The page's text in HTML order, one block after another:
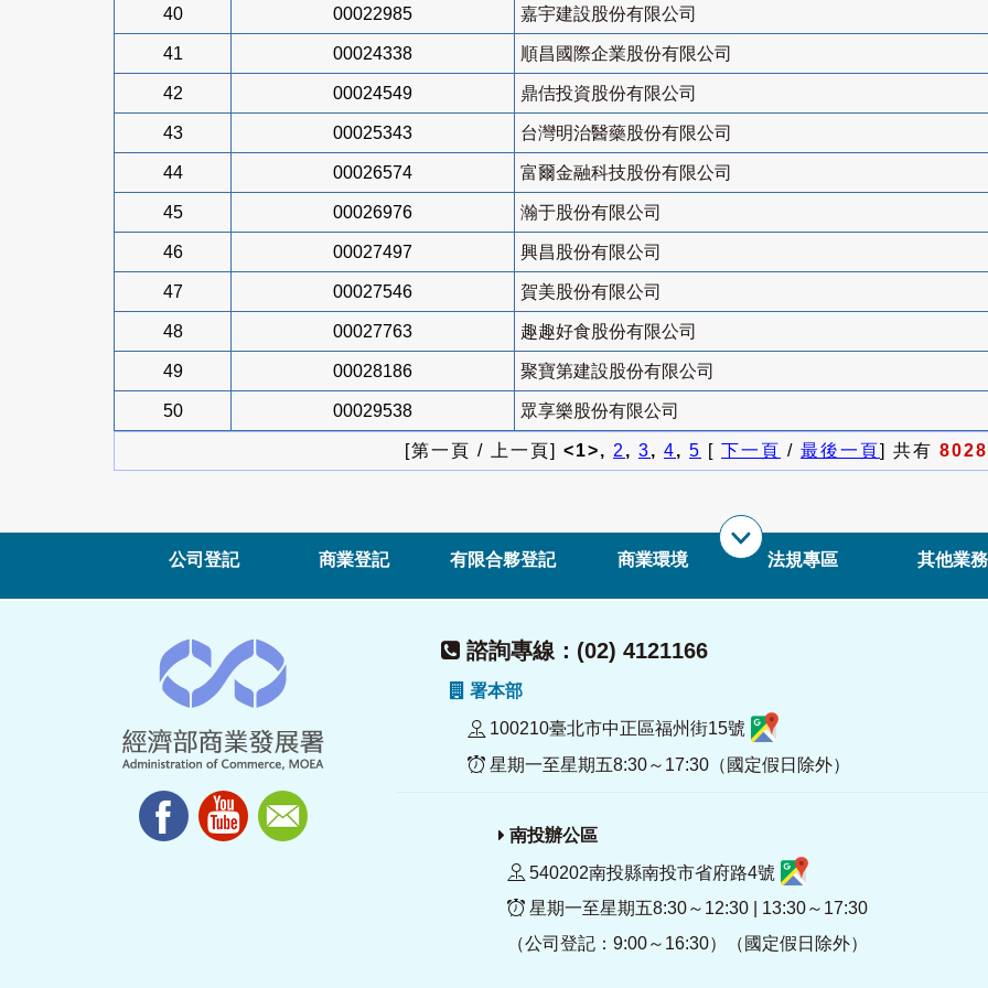
40 00022985 嘉宇建設股份有限公司
41 00024338 順昌國際企業股份有限公司
42 00024549 鼎佶投資股份有限公司
43 00025343 台灣明治醫藥股份有限公司
44 00026574 富爾金融科技股份有限公司
45 00026976 瀚于股份有限公司
46 00027497 興昌股份有限公司
47 00027546 賀美股份有限公司
48 00027763 趣趣好食股份有限公司
49 00028186 聚寶第建設股份有限公司
50 00029538 眾享樂股份有限公司
[第一頁 / 上一頁] <1>, 2, 3, 4, 5 [ 下一頁 / 最後一頁] 共有 8028
公司登記 商業登記 有限合夥登記 商業環境 法規專區 其他業務
諮詢專線：(02) 4121166
署本部
100210臺北市中正區福州街15號
星期一至星期五8:30～17:30（國定假日除外）
南投辦公區
540202南投縣南投市省府路4號
星期一至星期五8:30～12:30 | 13:30～17:30
（公司登記：9:00～16:30）（國定假日除外）